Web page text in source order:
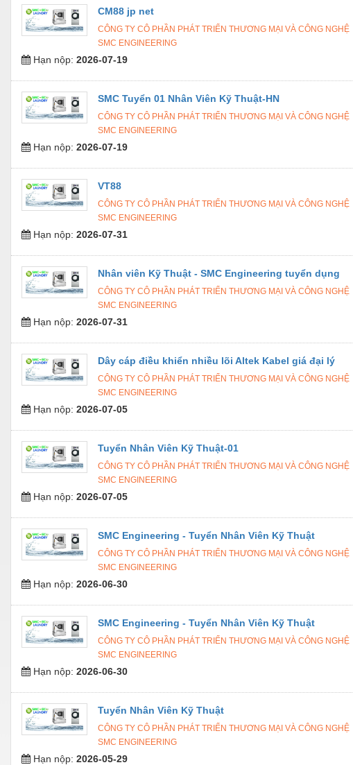
CM88 jp net
CÔNG TY CÔ PHẦN PHÁT TRIỂN THƯƠNG MẠI VÀ CÔNG NGHỆ
SMC ENGINEERING
Hạn nộp: 2026-07-19
SMC Tuyển 01 Nhân Viên Kỹ Thuật-HN
CÔNG TY CÔ PHẦN PHÁT TRIỂN THƯƠNG MẠI VÀ CÔNG NGHỆ
SMC ENGINEERING
Hạn nộp: 2026-07-19
VT88
CÔNG TY CÔ PHẦN PHÁT TRIỂN THƯƠNG MẠI VÀ CÔNG NGHỆ
SMC ENGINEERING
Hạn nộp: 2026-07-31
Nhân viên Kỹ Thuật - SMC Engineering tuyển dụng
CÔNG TY CÔ PHẦN PHÁT TRIỂN THƯƠNG MẠI VÀ CÔNG NGHỆ
SMC ENGINEERING
Hạn nộp: 2026-07-31
Dây cáp điều khiển nhiều lõi Altek Kabel giá đại lý
CÔNG TY CÔ PHẦN PHÁT TRIỂN THƯƠNG MẠI VÀ CÔNG NGHỆ
SMC ENGINEERING
Hạn nộp: 2026-07-05
Tuyển Nhân Viên Kỹ Thuật-01
CÔNG TY CÔ PHẦN PHÁT TRIỂN THƯƠNG MẠI VÀ CÔNG NGHỆ
SMC ENGINEERING
Hạn nộp: 2026-07-05
SMC Engineering - Tuyển Nhân Viên Kỹ Thuật
CÔNG TY CÔ PHẦN PHÁT TRIỂN THƯƠNG MẠI VÀ CÔNG NGHỆ
SMC ENGINEERING
Hạn nộp: 2026-06-30
SMC Engineering - Tuyển Nhân Viên Kỹ Thuật
CÔNG TY CÔ PHẦN PHÁT TRIỂN THƯƠNG MẠI VÀ CÔNG NGHỆ
SMC ENGINEERING
Hạn nộp: 2026-06-30
Tuyển Nhân Viên Kỹ Thuật
CÔNG TY CÔ PHẦN PHÁT TRIỂN THƯƠNG MẠI VÀ CÔNG NGHỆ
SMC ENGINEERING
Hạn nộp: 2026-05-29